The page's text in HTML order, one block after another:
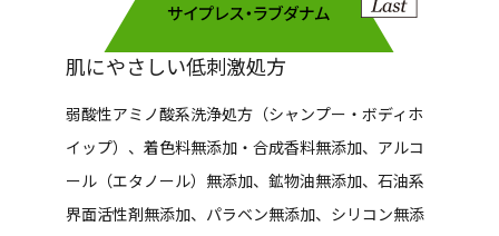
肌にやさしい低刺激処方
弱酸性アミノ酸系洗浄処方（シャンプー・ボディホ
イップ）、着色料無添加・合成香料無添加、アルコ
ール（エタノール）無添加、鉱物油無添加、石油系
界面活性剤無添加、パラベン無添加、シリコン無添